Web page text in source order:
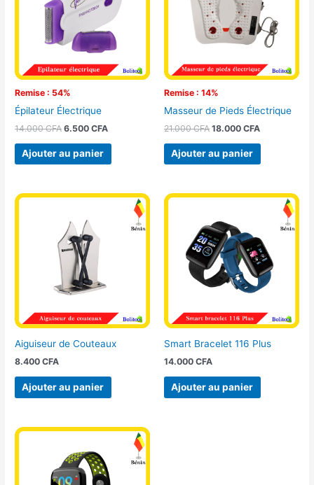
Remise : 54%
Épilateur Électrique
14.000CFA 6.500CFA
Ajouter au panier
Remise : 14%
Masseur de Pieds Électrique
21.000CFA 18.000 CFA
Ajouter au panier
Aiguiseur de Couteaux
8.400CFA
Ajouter au panier
Smart Bracelet 116 Plus
14.000 CFA
Ajouter au panier